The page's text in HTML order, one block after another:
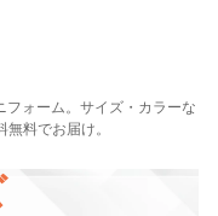
フォーム。サイズ・カラーな
料でお届け。